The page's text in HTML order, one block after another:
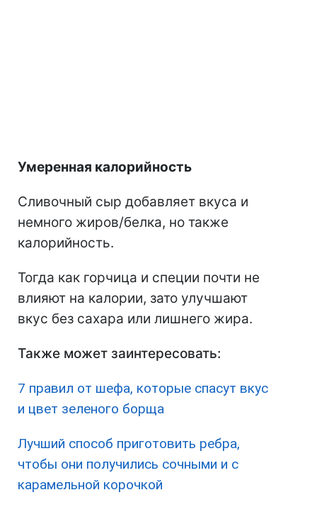
Умеренная калорийность
Сливочный сыр добавляет вкуса и
немного жиров/белка, но также
калорийность.
Тогда как горчица и специи почти не
влияют на калории, зато улучшают
вкус без сахара или лишнего жира.
Также может заинтересовать:
7 правил от шефа, которые спасут вкус
и цвет зеленого борща
Лучший способ приготовить ребра,
чтобы они получились сочными и с
карамельной корочкой